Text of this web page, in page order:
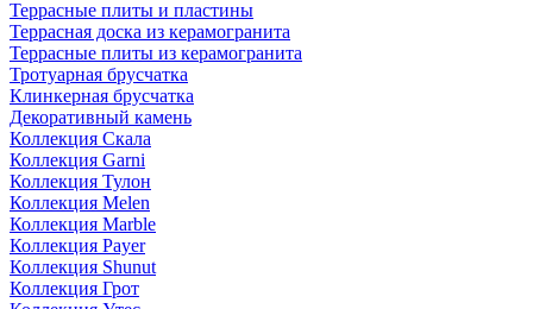
Террасные плиты и пластины
Террасная доска из керамогранита
Террасные плиты из керамогранита
Тротуарная брусчатка
Клинкерная брусчатка
Декоративный камень
Коллекция Скала
Коллекция Garni
Коллекция Тулон
Коллекция Melen
Коллекция Marble
Коллекция Payer
Коллекция Shunut
Коллекция Грот